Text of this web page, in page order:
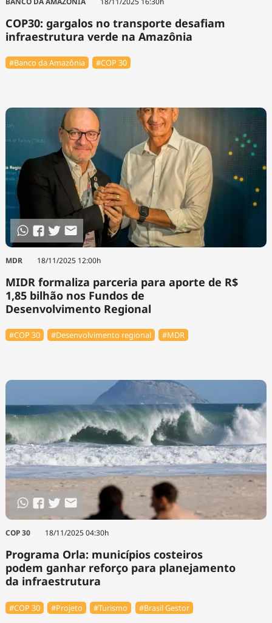
COP30: gargalos no transporte desafiam
infraestrutura verde na Amazônia
#Banco da Amazônia #COP 30
MDR 18/11/2025 12:00h
MIDR formaliza parceria para aporte de R$
1,85 bilhão nos Fundos de
Desenvolvimento Regional
#COP 30 #Desenvolvimento regional #MDR
COP 30 18/11/2025 04:30h
Programa Orla: municípios costeiros
podem ganhar reforço para planejamento
da infraestrutura
#COP 30 #Projeto #Turismo #Brasil Gestor